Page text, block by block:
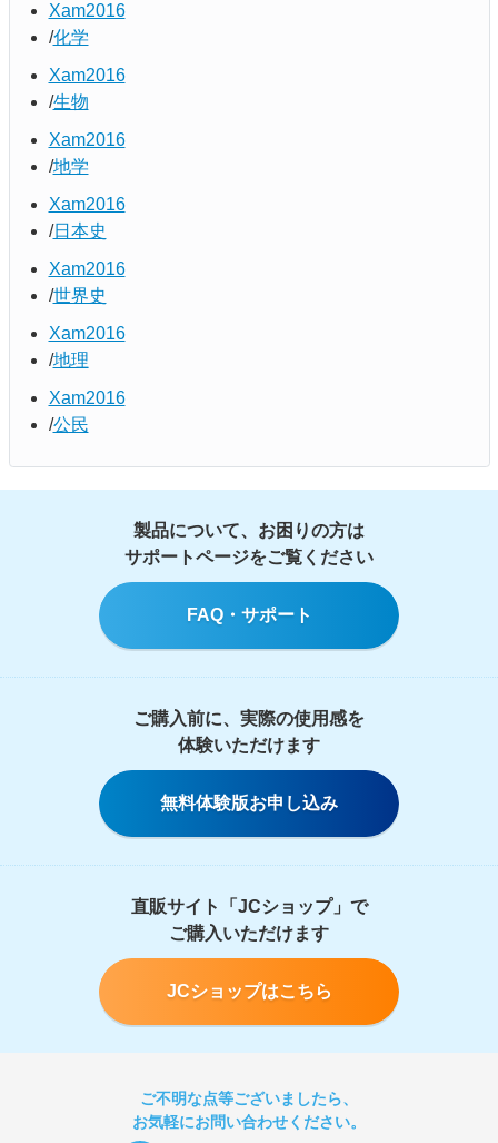
Xam2016
化学
Xam2016
生物
Xam2016
地学
Xam2016
日本史
Xam2016
世界史
Xam2016
地理
Xam2016
公民
製品について、お困りの方は
サポートページをご覧ください
FAQ・サポート
ご購入前に、実際の使用感を
体験いただけます
無料体験版お申し込み
直販サイト「JCショップ」で
ご購入いただけます
JCショップはこちら
ご不明な点等ございましたら、
お気軽にお問い合わせください。